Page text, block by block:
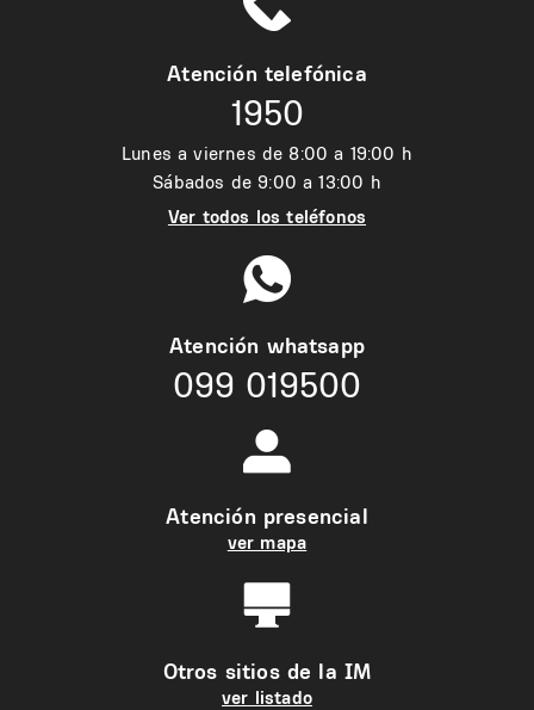
Atención telefónica
1950
Lunes a viernes de 8:00 a 19:00 h
Sábados de 9:00 a 13:00 h
Ver todos los teléfonos
Atención whatsapp
099 019500
Atención presencial
ver mapa
Otros sitios de la IM
ver listado